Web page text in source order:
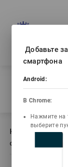
Басты бет
Кітаптың
синдромдық
Кітаптың
синдромдық
Добавьте
смартфона
Android:
В Chrome:
Нажмите на
выберите